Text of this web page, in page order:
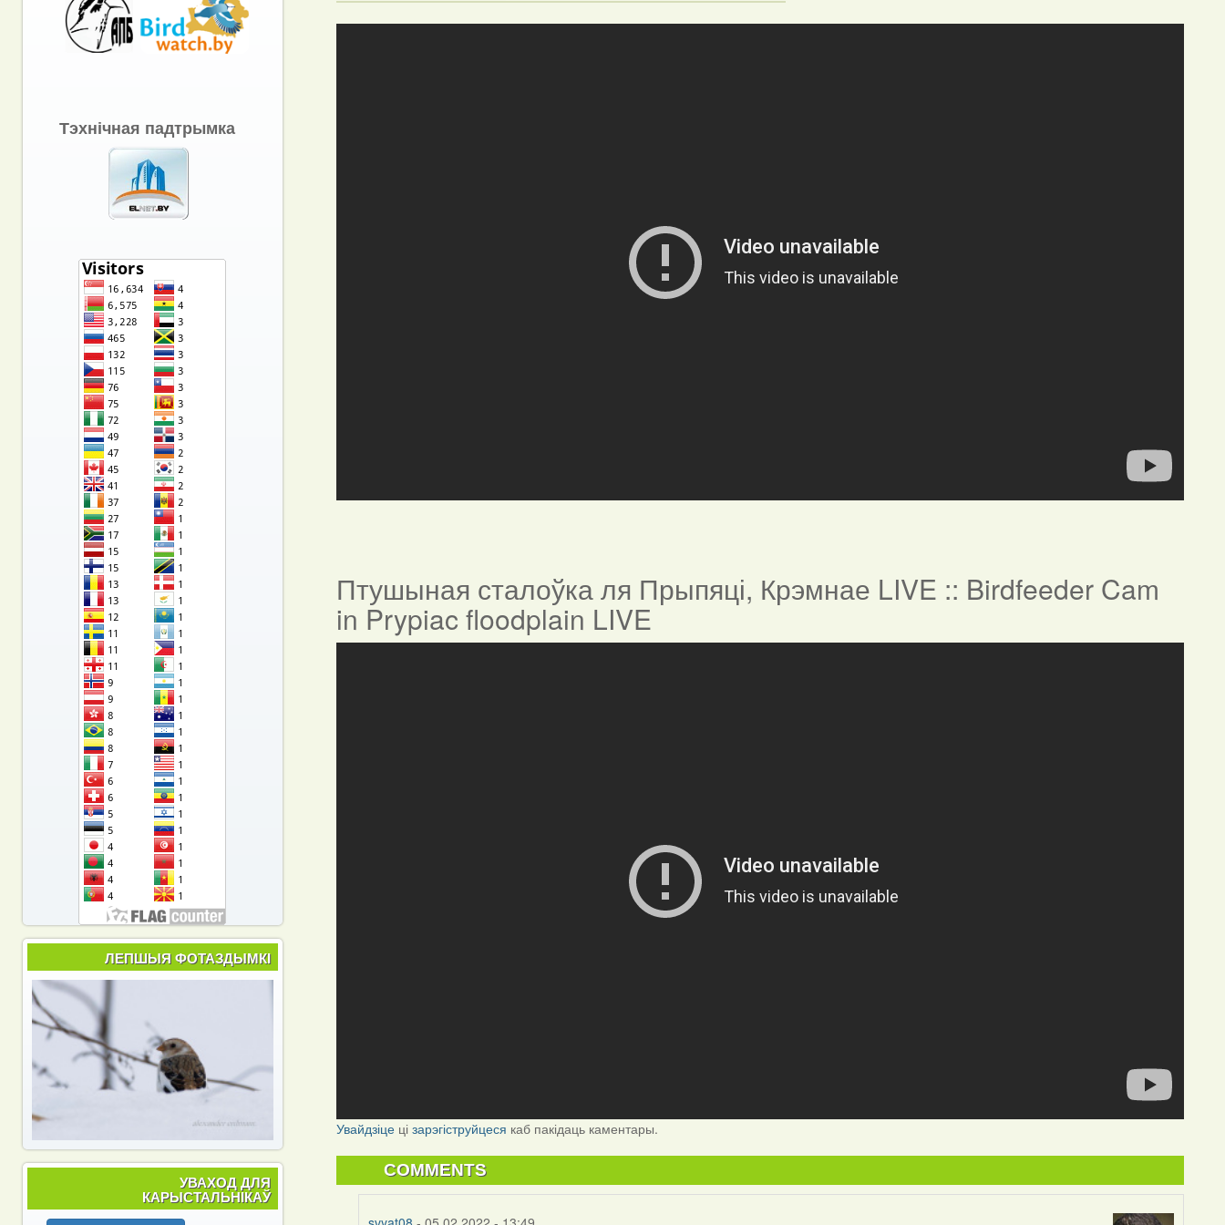
Птушыная сталоўка ля Прыпяці, Крэмнае LIVE :: Birdfeeder Cam
in Prypiac floodplain LIVE
Увайдзіце цізарэгіструйцеся каб пакідаць каментары.
COMMENTS
Тэхнічная падтрымка
ЛЕПШЫЯ ФОТАЗДЫМКІ
УВАХОД ДЛЯ
КАРЫСТАЛЬНІКАЎ